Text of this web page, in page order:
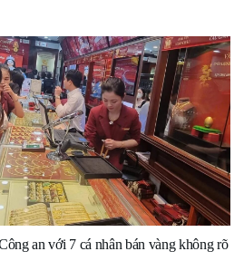
an với 7 cá nhân bán vàng không rõ